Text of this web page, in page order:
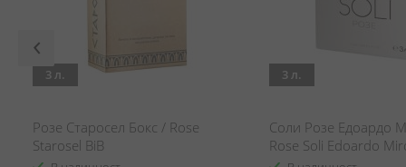
3 л.
Розе Старосел Бокс / Rose
Starosel BiB
3 л.
Соли Розе Едоардо
Rose Soli Edoardo